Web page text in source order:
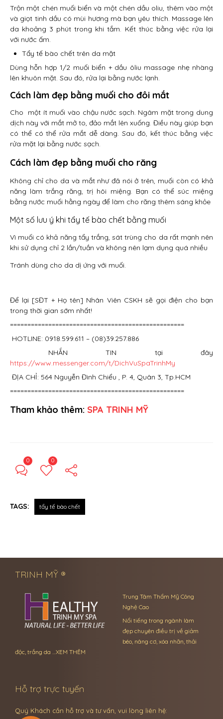
Trộn một chén muối biển và một chén dầu oliu, thêm vào một
và giọt tinh dầu có mùi hương mà bạn yêu thích. Massage lên
da khoảng 3 phút trong khi tắm. Kết thúc bằng việc rửa lại
với nước ấm.
Tẩy tế bào chết trên da mặt
Dùng hỗn hợp 1/2 muối biển + dầu ôliu massage nhẹ nhàng
lên khuôn mặt. Sau đó, rửa lại bằng nước lạnh.
Cách làm đẹp bằng muối cho đôi mắt
Cho một ít muối vào chậu nước sạch. Ngâm mặt trong dung
dịch này với mắt mở to, đảo mắt lên xuống. Điều này giúp bạn
có thể có thể rửa mắt dễ dàng. Sau đó, kết thúc bằng việc
rửa mặt lại bằng nước sạch.
Cách làm đẹp bằng muối cho răng
Không chỉ cho da và mắt như đã nói ở trên, muối còn có khả
năng làm trắng răng, trị hôi miệng. Bạn có thể súc miệng
bằng nước muối hằng ngày để làm cho răng thêm sáng khỏe
Một số lưu ý khi tẩy tế bào chết bằng muối
Vì muối có khả năng tẩy trắng, sát trùng cho da rất mạnh nên
khi sử dụng chỉ 2 lần/tuần và không nên lạm dụng quá nhiều
Tránh dùng cho da dị ứng với muối.
Để lại [SĐT + Họ tên] Nhân Viên CSKH sẽ gọi điện cho bạn
trong thời gian sớm nhất!
==================================================
HOTLINE: 0918.599.611 – (08)39.257.886
NHẮN TIN tại đây
https://www.messenger.com/t/DichVuSpaTrinhMy
ĐỊA CHỈ: 564 Nguyễn Đình Chiểu , P. 4, Quân 3, Tp.HCM
==================================================
Tham khảo thêm: SPA TRINH MỸ
0 0
TAGS: tẩy tế bào chết
TRINH MỸ ®
Trung Tâm Thẩm Mỹ Công
Nghệ Cao
Nổi tiếng trong ngành làm
đẹp chuyên điều trị về giảm
béo, nâng cơ, xóa nhăn, thải
độc, trắng da …XEM THÊM
Hỗ trợ trực tuyến
Quý Khách cần hỗ trợ và tư vấn, vui lòng liên hệ: